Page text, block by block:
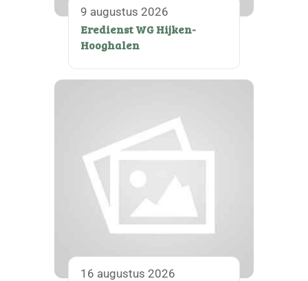
9 augustus 2026
Eredienst WG Hijken-
Hooghalen
16 augustus 2026